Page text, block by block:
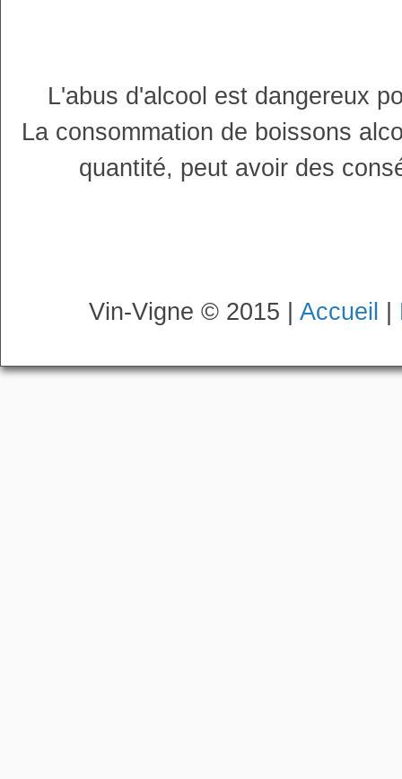
L'abus d'alcool est dangereux
La consommation de boissons
quantité, peut avoir des
Vin-Vigne © 2015 | Accueil